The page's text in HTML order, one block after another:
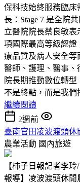
保科技始終服務臨床
長：Stage 7 是全院
立醫院院長蔡良敏表
項國際最高等級認證
療品質及病人安全等
醫師、護理、醫事、
院長期推動數位轉型
不是終點，而是我們
繼續閱讀
2週前
臺南官田凌波渡頭休
農業活動 國內旅遊
【柿子日報記者李
報導】凌波渡頭休閒